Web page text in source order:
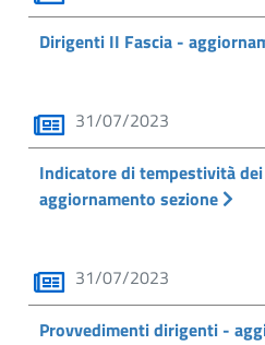
Dirigenti II Fascia -
31/07/2023
Indicatore di tempestività
aggiornamento sezione
31/07/2023
Provvedimenti dirigenti -